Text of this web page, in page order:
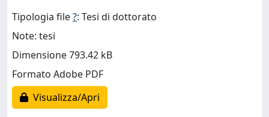
Tipologia file?: Tesi di dottorato
Note: tesi
Dimensione 793.42 kB
Formato Adobe PDF
Visualizza/Apri